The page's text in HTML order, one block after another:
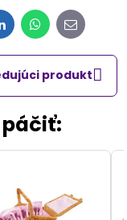
WhatsApp
E-
mail
produkt
páčiť: